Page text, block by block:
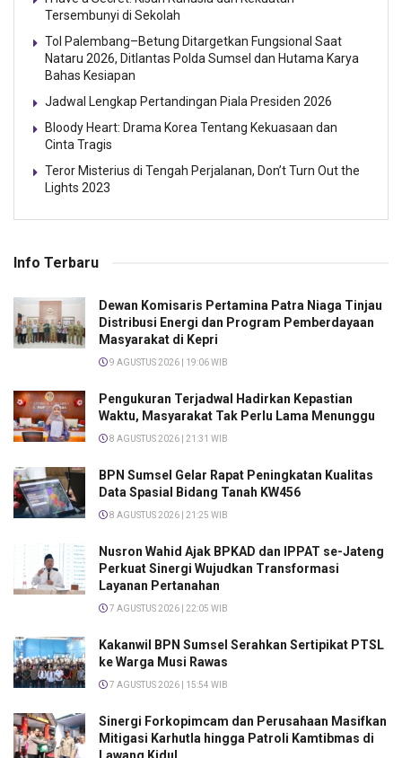
Tersembunyi di Sekolah
Tol Palembang–Betung Ditargetkan Fungsional Saat
Nataru 2026, Ditlantas Polda Sumsel dan Hutama Karya
Bahas Kesiapan
Jadwal Lengkap Pertandingan Piala Presiden 2026
Bloody Heart: Drama Korea Tentang Kekuasaan dan
Cinta Tragis
Teror Misterius di Tengah Perjalanan, Don’t Turn Out the
Lights 2023
Info Terbaru
Dewan Komisaris Pertamina Patra Niaga Tinjau
Distribusi Energi dan Program Pemberdayaan
Masyarakat di Kepri
9 AGUSTUS 2026 | 19:06 WIB
Pengukuran Terjadwal Hadirkan Kepastian
Waktu, Masyarakat Tak Perlu Lama Menunggu
8 AGUSTUS 2026 | 21:31 WIB
BPN Sumsel Gelar Rapat Peningkatan Kualitas
Data Spasial Bidang Tanah KW456
8 AGUSTUS 2026 | 21:25 WIB
Nusron Wahid Ajak BPKAD dan IPPAT se-Jateng
Perkuat Sinergi Wujudkan Transformasi
Layanan Pertanahan
7 AGUSTUS 2026 | 22:05 WIB
Kakanwil BPN Sumsel Serahkan Sertipikat PTSL
ke Warga Musi Rawas
7 AGUSTUS 2026 | 15:54 WIB
Sinergi Forkopimcam dan Perusahaan Masifkan
Mitigasi Karhutla hingga Patroli Kamtibmas di